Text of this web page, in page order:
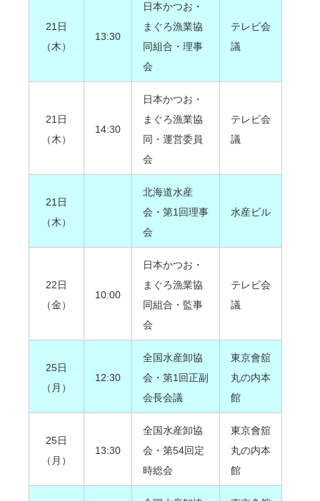
21日
（木）
13:30
日本かつお・
まぐろ漁業協
同組合・理事
会
テレビ会
議
21日
（木）
14:30
日本かつお・
まぐろ漁業協
同・運営委員
会
テレビ会
議
21日
（木）
北海道水産
会・第1回理事
会
水産ビル
22日
（金）
10:00
日本かつお・
まぐろ漁業協
同組合・監事
会
テレビ会
議
25日
（月）
12:30
全国水産卸協
会・第1回正副
会長会議
東京會舘
丸の内本
館
25日
（月）
13:30
全国水産卸協
会・第54回定
時総会
東京會舘
丸の内本
館